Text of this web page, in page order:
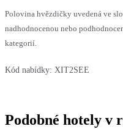
Polovina hvězdičky uvedená ve
nadhodnocenou nebo
kategorií.
Kód nabídky: XIT2SEE
Podobné hotely v